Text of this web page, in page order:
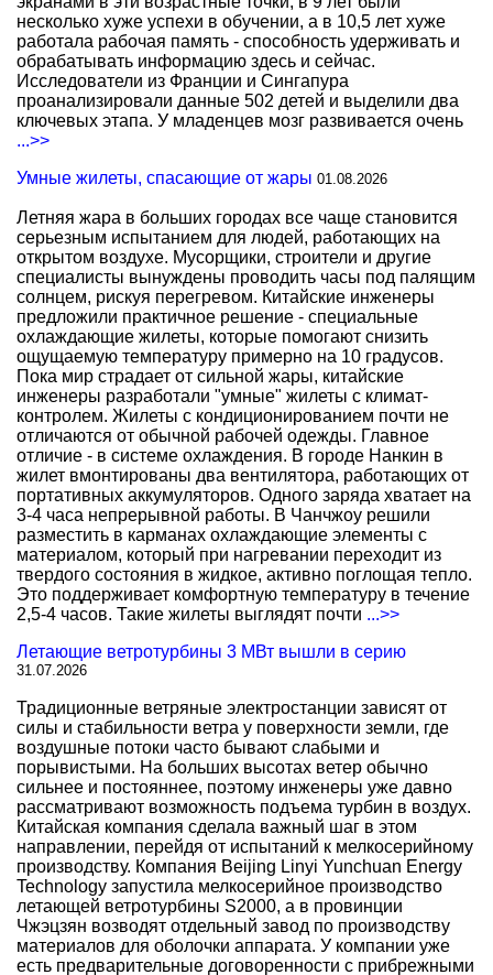
несколько хуже успехи в обучении, а в 10,5 лет хуже
работала рабочая память - способность удерживать и
обрабатывать информацию здесь и сейчас.
Исследователи из Франции и Сингапура
проанализировали данные 502 детей и выделили два
ключевых этапа. У младенцев мозг развивается очень
...>>
Умные жилеты, спасающие от жары 01.08.2026
Летняя жара в больших городах все чаще становится
серьезным испытанием для людей, работающих на
открытом воздухе. Мусорщики, строители и другие
специалисты вынуждены проводить часы под палящим
солнцем, рискуя перегревом. Китайские инженеры
предложили практичное решение - специальные
охлаждающие жилеты, которые помогают снизить
ощущаемую температуру примерно на 10 градусов.
Пока мир страдает от сильной жары, китайские
инженеры разработали "умные" жилеты с климат-
контролем. Жилеты с кондиционированием почти не
отличаются от обычной рабочей одежды. Главное
отличие - в системе охлаждения. В городе Нанкин в
жилет вмонтированы два вентилятора, работающих от
портативных аккумуляторов. Одного заряда хватает на
3-4 часа непрерывной работы. В Чанчжоу решили
разместить в карманах охлаждающие элементы с
материалом, который при нагревании переходит из
твердого состояния в жидкое, активно поглощая тепло.
Это поддерживает комфортную температуру в течение
2,5-4 часов. Такие жилеты выглядят почти ...>>
Летающие ветротурбины 3 МВт вышли в серию
31.07.2026
Традиционные ветряные электростанции зависят от
силы и стабильности ветра у поверхности земли, где
воздушные потоки часто бывают слабыми и
порывистыми. На больших высотах ветер обычно
сильнее и постояннее, поэтому инженеры уже давно
рассматривают возможность подъема турбин в воздух.
Китайская компания сделала важный шаг в этом
направлении, перейдя от испытаний к мелкосерийному
производству. Компания Beijing Linyi Yunchuan Energy
Technology запустила мелкосерийное производство
летающей ветротурбины S2000, а в провинции
Чжэцзян возводят отдельный завод по производству
материалов для оболочки аппарата. У компании уже
есть предварительные договоренности с прибрежными